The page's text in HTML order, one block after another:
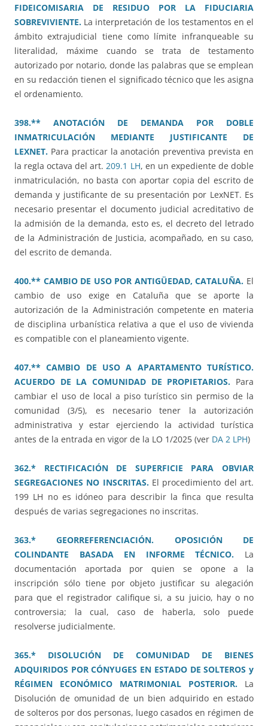
FIDEICOMISARIA DE RESIDUO POR LA FIDUCIARIA
SOBREVIVIENTE. La interpretación de los testamentos en el
ámbito extrajudicial tiene como límite infranqueable su
literalidad, máxime cuando se trata de testamento
autorizado por notario, donde las palabras que se emplean
en su redacción tienen el significado técnico que les asigna
el ordenamiento.
398.** ANOTACIÓN DE DEMANDA POR DOBLE
INMATRICULACIÓN MEDIANTE JUSTIFICANTE DE
LEXNET. Para practicar la anotación preventiva prevista en
la regla octava del art.209.1 LH, en un expediente de doble
inmatriculación, no basta con aportar copia del escrito de
demanda y justificante de su presentación por LexNET. Es
necesario presentar el documento judicial acreditativo de
la admisión de la demanda, esto es, el decreto del letrado
de la Administración de Justicia, acompañado, en su caso,
del escrito de demanda.
400.** CAMBIO DE USO POR ANTIGÜEDAD, CATALUÑA. El
cambio de uso exige en Cataluña que se aporte la
autorización de la Administración competente en materia
de disciplina urbanística relativa a que el uso de vivienda
es compatible con el planeamiento vigente.
407.** CAMBIO DE USO A APARTAMENTO TURÍSTICO.
ACUERDO DE LA COMUNIDAD DE PROPIETARIOS. Para
cambiar el uso de local a piso turístico sin permiso de la
comunidad (3/5), es necesario tener la autorización
administrativa y estar ejerciendo la actividad turística
antes de la entrada en vigor de la LO 1/2025 (ver DA 2 LPH)
362.* RECTIFICACIÓN DE SUPERFICIE PARA OBVIAR
SEGREGACIONES NO INSCRITAS. El procedimiento del art.
199 LH no es idóneo para describir la finca que resulta
después de varias segregaciones no inscritas.
363.* GEORREFERENCIACIÓN. OPOSICIÓN DE
COLINDANTE BASADA EN INFORME TÉCNICO.
La
documentación aportada por quien se opone a la
inscripción sólo tiene por objeto justificar su alegación
para que el registrador califique si, a su juicio, hay o no
controversia; la cual, caso de haberla, solo puede
resolverse judicialmente.
365.* DISOLUCIÓN DE COMUNIDAD DE BIENES
ADQUIRIDOS POR CÓNYUGES EN ESTADO DE SOLTEROS y
RÉGIMEN ECONÓMICO MATRIMONIAL POSTERIOR.
La
Disolución de omunidad de un bien adquirido en estado
de solteros por dos personas, luego casados en régimen de